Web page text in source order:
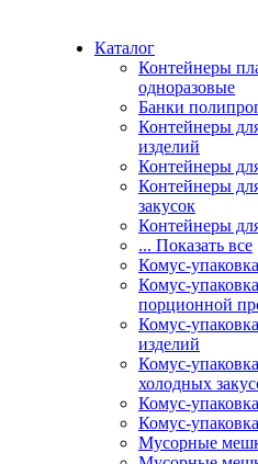
Каталог
Контейнеры
одноразовые
Банки
Контейнеры
изделий
Контейнеры
Контейнеры
закусок
Контейнеры
... Показать все
Комус-упаковка
Комус-
порционной
Комус-
изделий
Комус-
холодных
Комус-
Комус-
Мусорные